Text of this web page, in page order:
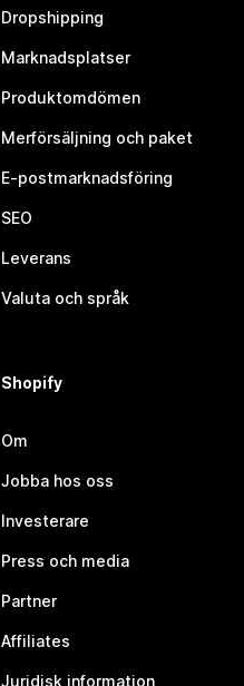
Dropshipping
Marknadsplatser
Produktomdömen
Merförsäljning och paket
E-postmarknadsföring
SEO
Leverans
Valuta och språk
Shopify
Om
Jobba hos oss
Investerare
Press och media
Partner
Affiliates
Juridisk information